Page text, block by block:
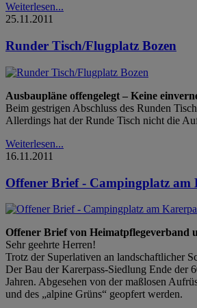
Weiterlesen...
25.11.2011
Runder Tisch/Flugplatz Bozen
Ausbaupläne offengelegt – Keine
Beim gestrigen Abschluss des Runden
Allerdings hat der Runde Tisch nicht die
Weiterlesen...
16.11.2011
Offener Brief - Campingplatz am
Offener Brief von Heimatpflegeverband
Sehr geehrte Herren!
Trotz der Superlativen an landschaftlicher
Der Bau der Karerpass-Siedlung Ende der
Jahren. Abgesehen von der maßlosen
und des „alpine Grüns“ geopfert werden.